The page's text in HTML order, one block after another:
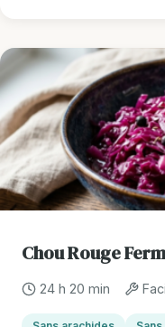
Chou Rouge
24 h 20 min